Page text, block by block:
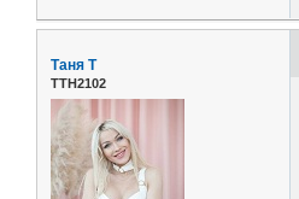
Таня Т
ТТН2102